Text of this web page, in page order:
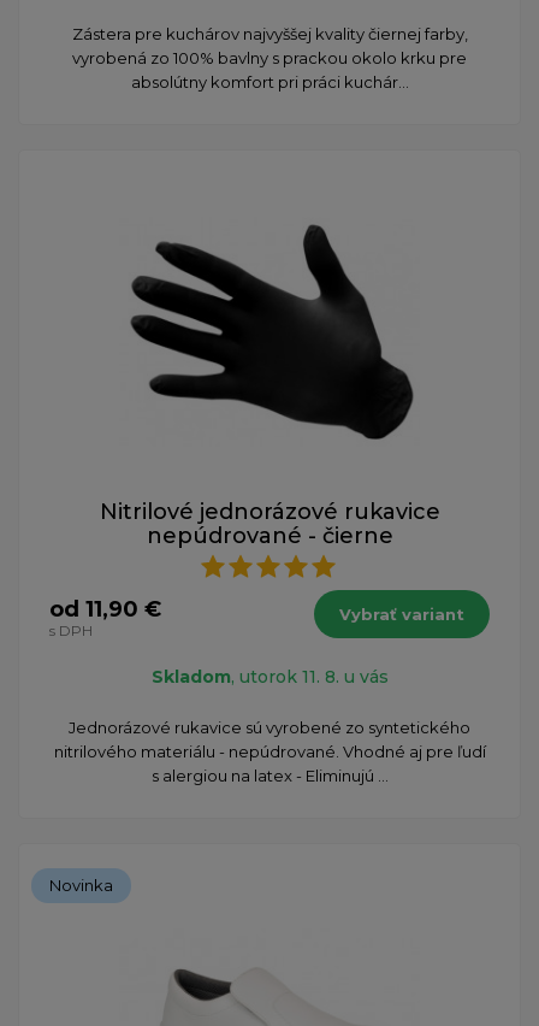
Zástera pre kuchárov najvyššej kvality čiernej farby,
vyrobená zo 100% bavlny s prackou okolo krku pre
absolútny komfort pri práci kuchár...
Nitrilové jednorázové rukavice
nepúdrované - čierne
od 11,90 €
s DPH
Vybrať variant
Skladom, utorok 11. 8. u vás
Jednorázové rukavice sú vyrobené zo syntetického
nitrilového materiálu - nepúdrované. Vhodné aj pre ľudí
s alergiou na latex - Eliminujú ...
Novinka